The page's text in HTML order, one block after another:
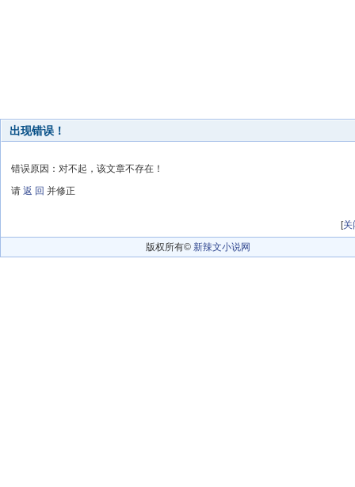
出现错误！
错误原因：对不起，该文章不存在！
请 返 回 并修正
[关
版权所有© 新辣文小说网